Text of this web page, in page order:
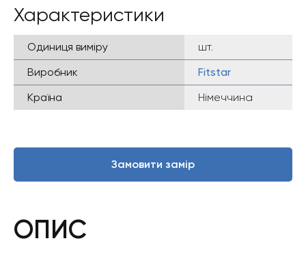
Характеристики
Одиниця виміру
шт.
Виробник
Fitstar
Країна
Німеччина
Замовити замір
ОПИС